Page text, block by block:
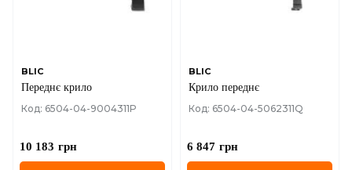
GMC
HAVAL
BLIC
Переднє крило
Код: 6504-04-9004311P
10 183 грн
BLIC
Крило переднє
Код: 6504-04-5062311Q
6 847 грн